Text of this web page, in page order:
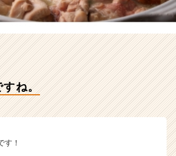
ン
チ
ャ
企
業
ら
カ
ね。
す！